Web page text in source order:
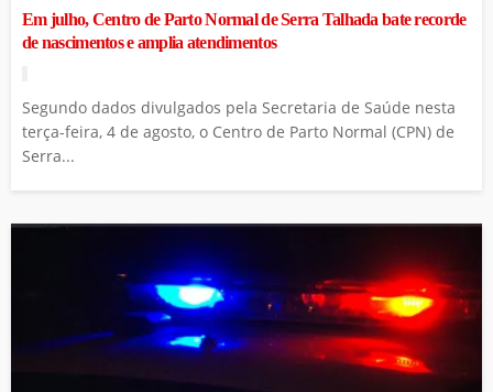
Em julho, Centro de Parto Normal de Serra Talhada bate recorde
de nascimentos e amplia atendimentos
Segundo dados divulgados pela Secretaria de Saúde nesta
terça-feira, 4 de agosto, o Centro de Parto Normal (CPN) de
Serra...